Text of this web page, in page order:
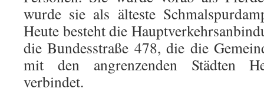
wurde sie als älteste
Heute besteht die
die Bundesstraße 478, die die
mit den angrenzenden Städten
verbindet.